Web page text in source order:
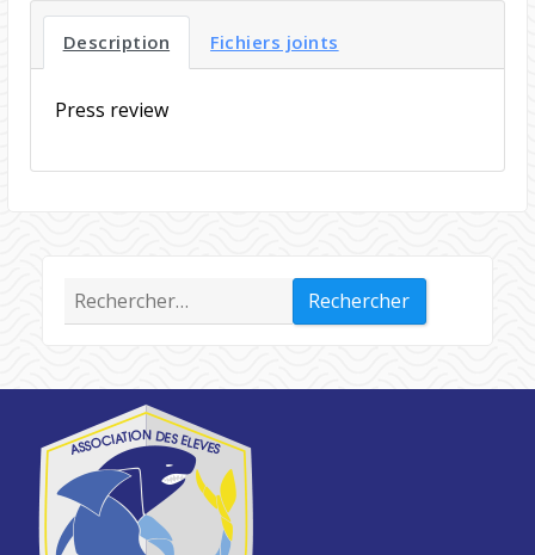
Description Fichiers joints
Press review
Rechercher :